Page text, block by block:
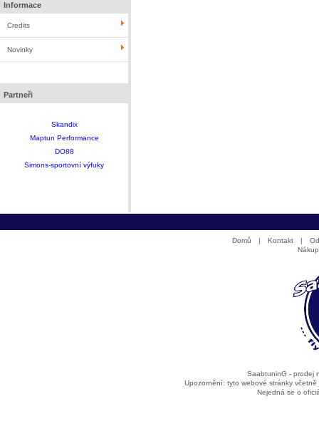
Informace
Credits
Novinky
Partneři
Skandix
Maptun Performance
DO88
Simons-sportovní výfuky
Domů | Kontakt |
SaabtuninG - prodej
Upozornění: tyto webové stránky
Nejedná se o